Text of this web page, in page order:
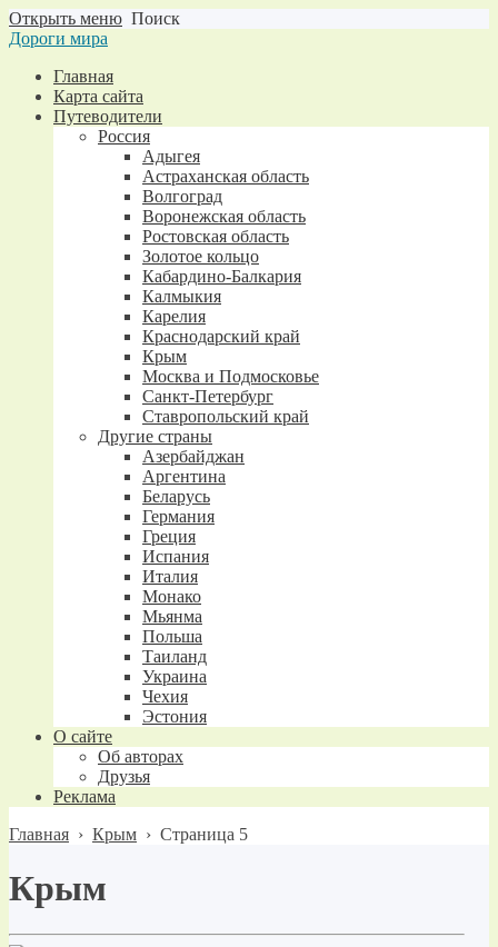
Открыть меню Поиск
Дороги мира
Главная
Карта сайта
Путеводители
Россия
Адыгея
Астраханская область
Волгоград
Воронежская область
Ростовская область
Золотое кольцо
Кабардино-Балкария
Калмыкия
Карелия
Краснодарский край
Крым
Москва и Подмосковье
Санкт-Петербург
Ставропольский край
Другие страны
Азербайджан
Аргентина
Беларусь
Германия
Греция
Испания
Италия
Монако
Мьянма
Польша
Таиланд
Украина
Чехия
Эстония
О сайте
Об авторах
Друзья
Реклама
Главная › Крым › Страница 5
Крым